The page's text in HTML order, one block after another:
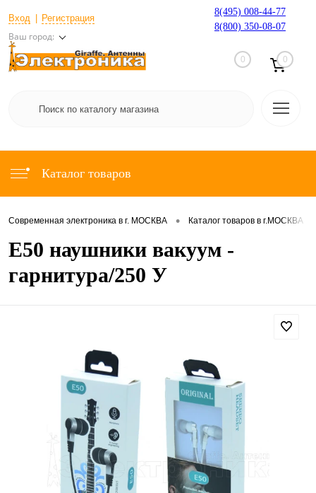
Вход Регистрация
Ваш город:
8(495) 008-44-77
8(800) 350-08-07
0 0
Каталог товаров
Современная электроника в г. МОСКВА • Каталог товаров в г.МОСКВА
E50 наушники вакуум -
гарнитура/250 У